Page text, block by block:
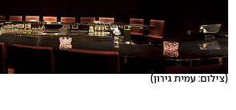
(צילום: עמית גירון)